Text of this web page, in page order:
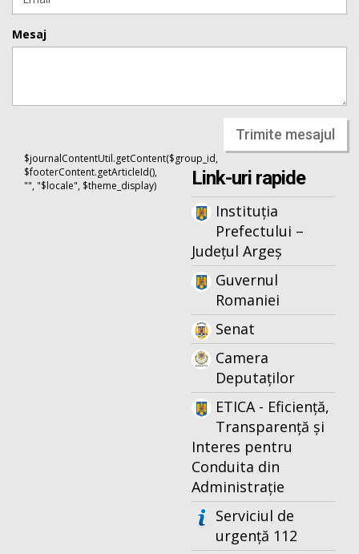
Mesaj
Trimite mesajul
$journalContentUtil.getContent($group_id,
$footerContent.getArticleId(),
"", "$locale", $theme_display)
Link-uri rapide
Instituția
Prefectului –
Județul Argeș
Guvernul
Romaniei
Senat
Camera
Deputaților
ETICA - Eficiență,
Transparență și
Interes pentru
Conduita din
Administrație
Serviciul de
urgență 112